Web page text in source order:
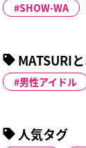
SHOW-WA
MATSURI
男性アイドル
人気タグ